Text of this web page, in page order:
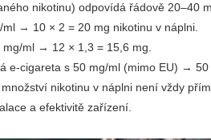
nikotinu) odpovídá řádově 20–40
→ 10 × 2 = 20 mg nikotinu v náplni.
ml → 12 × 1,3 = 15,6 mg.
e-cigareta s 50 mg/ml (mimo EU) → 50
nikotinu v náplni není vždy
a efektivitě zařízení.